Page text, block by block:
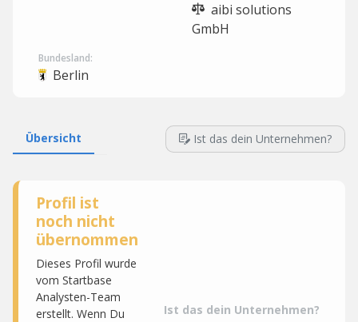
aibi solutions
GmbH
Bundesland:
Berlin
Übersicht Ist das dein Unternehmen?
Profil ist
noch nicht
übernommen
Dieses Profil wurde
vom Startbase
Analysten-Team
erstellt. Wenn Du
Ist das dein Unternehmen?